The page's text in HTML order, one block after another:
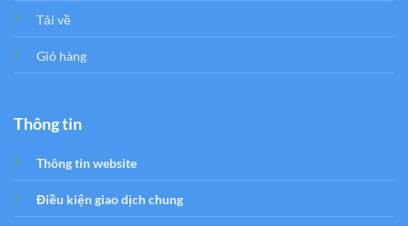
Tải về
Giỏ hàng
Thông tin
Thông tin website
Điều kiện giao dịch chung